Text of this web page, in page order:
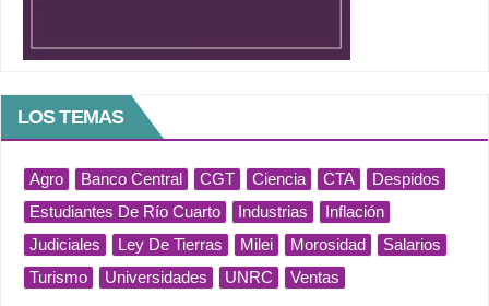
LOS TEMAS
Agro Banco Central CGT Ciencia CTA
Despidos
Estudiantes De Río Cuarto
Industrias
Inflación
Judiciales
Ley De Tierras Milei Morosidad
Salarios
Turismo
Universidades UNRC Ventas